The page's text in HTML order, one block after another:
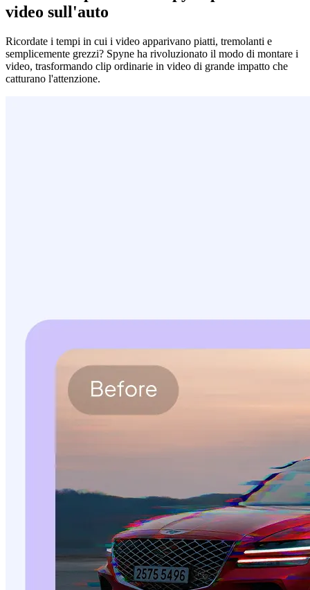
video sull'auto
Ricordate i tempi in cui i video apparivano piatti, tremolanti e
semplicemente grezzi? Spyne ha rivoluzionato il modo di montare i
video, trasformando clip ordinarie in video di grande impatto che
catturano l'attenzione.